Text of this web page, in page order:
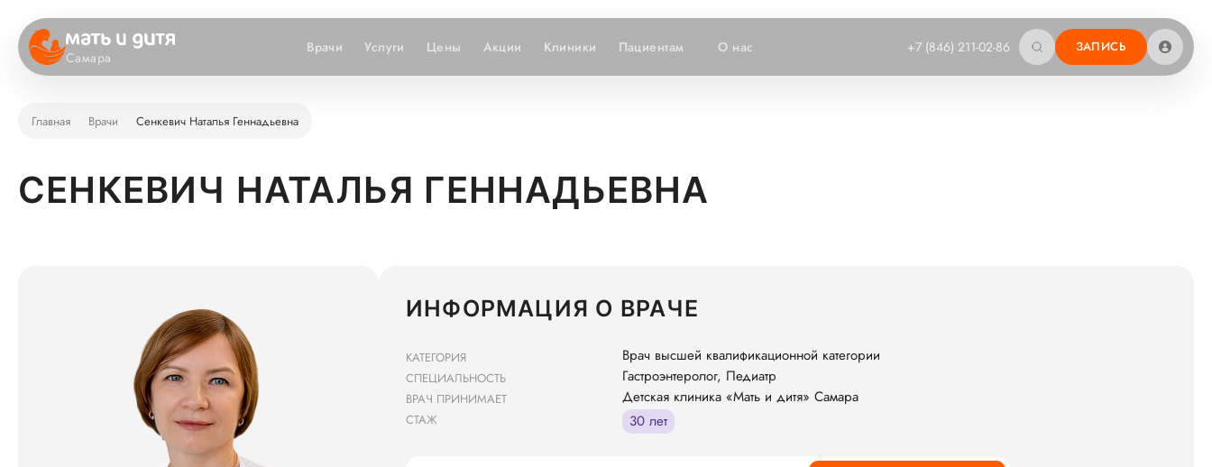
Самара
Врачи Услуги Цены Акции Клиники Пациентам О нас +7 (846) 211-02-86 ЗАПИСЬ
Главная Врачи Сенкевич Наталья Геннадьевна
СЕНКЕВИЧ НАТАЛЬЯ ГЕННАДЬЕВНА
ИНФОРМАЦИЯ О ВРАЧЕ
КАТЕГОРИЯ Врач высшей квалификационной категории
СПЕЦИАЛЬНОСТЬ Гастроэнтеролог, Педиатр
ВРАЧ ПРИНИМАЕТ Детская клиника «Мать и дитя» Самара
СТАЖ 30 лет